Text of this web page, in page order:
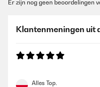
Er zijn nog geen beoordelingen
Klantenmeningen uit
Alles Top.